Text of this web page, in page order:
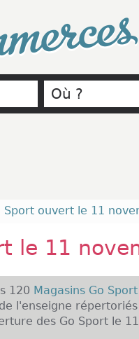
Sport ouvert le 11
le 11
120 Magasins Go
l'enseigne
des Go Sport le